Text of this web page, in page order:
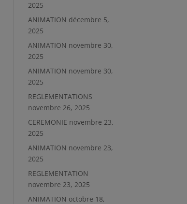
2025
ANIMATION décembre 5,
2025
ANIMATION novembre 30,
2025
ANIMATION novembre 30,
2025
REGLEMENTATIONS
novembre 26, 2025
CEREMONIE novembre 23,
2025
ANIMATION novembre 23,
2025
REGLEMENTATION
novembre 23, 2025
ANIMATION octobre 18,